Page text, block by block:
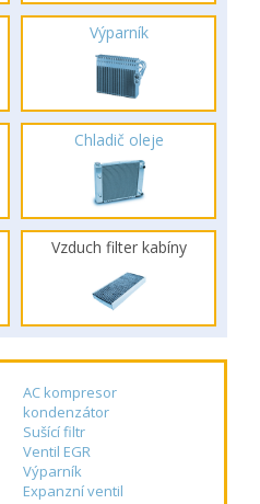
Výparník
Chladič oleje
Vzduch filter kabíny
AC kompresor
kondenzátor
Sušící filtr
Ventil EGR
Výparník
Expanzní ventil